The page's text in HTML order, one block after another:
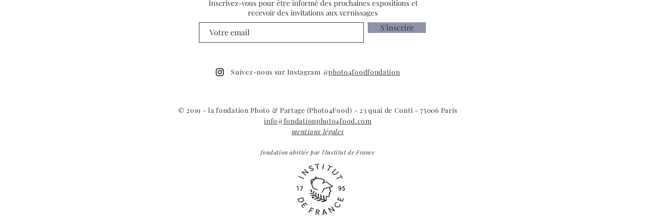
Inscrivez-vous pour être informé des prochaines expositions et
recevoir des invitations aux vernissages
S'inscrire
Suivez-nous sur Instagram @photo4foodfondation
© 2019 - la fondation Photo & Partage (Photo4Food) - 23 quai de Conti - 75006 Paris
info@fondationphoto4food.com
mentions légales
fondation abritée par l'Institut de France